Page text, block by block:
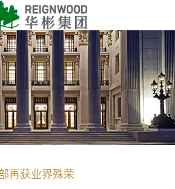
再获业界殊荣